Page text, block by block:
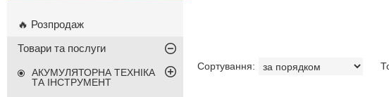
🔥 Розпродаж
Товари та послуги
АКУМУЛЯТОРНА ТЕХНІКА
ТА ІНСТРУМЕНТ